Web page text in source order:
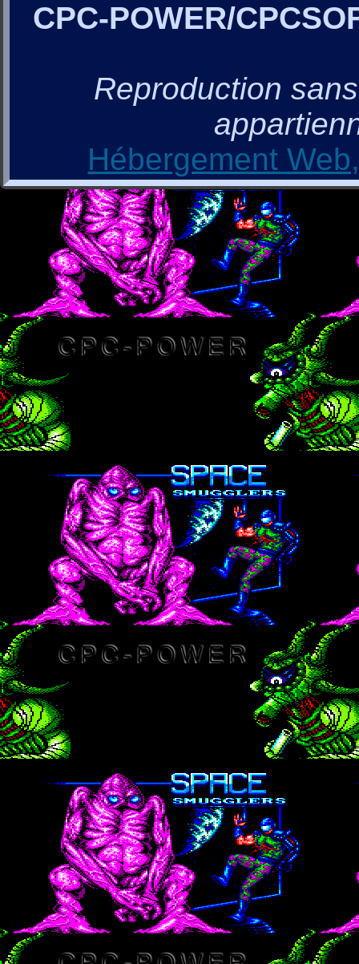
CPC-POWER/
Reproduction
Hébergement